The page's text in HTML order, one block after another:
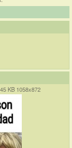
KB 1058x872